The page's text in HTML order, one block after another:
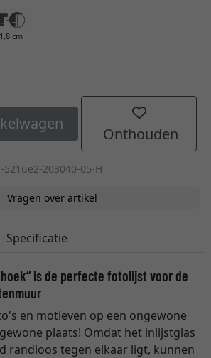
1,8 cm
Onthouden
203040-05-H
Vragen over artikel
Specificatie
is de perfecte fotolijst voor de
en motieven op een ongewone
plaats! Omdat het inlijstglas
randloos tegen elkaar ligt, kunnen